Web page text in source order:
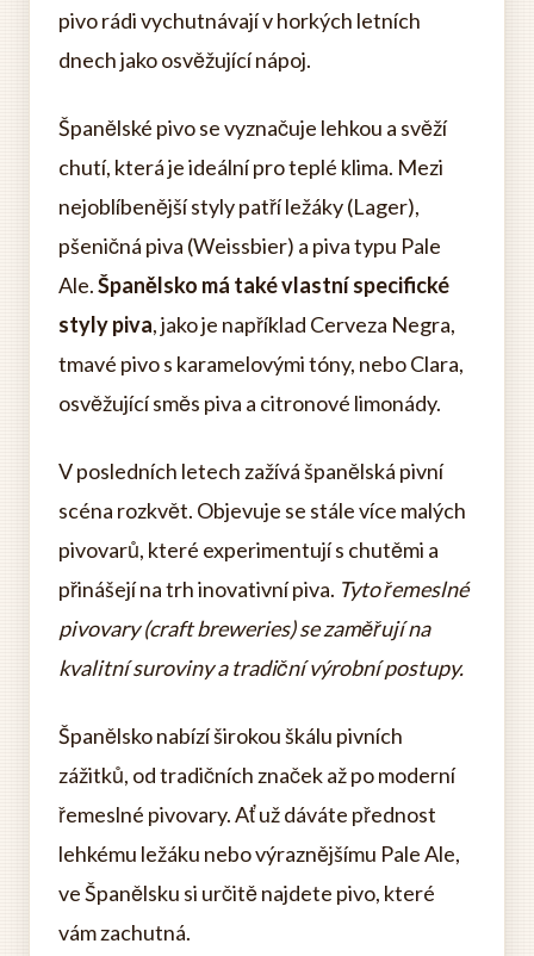
pivo rádi vychutnávají v horkých letních
dnech jako osvěžující nápoj.
Španělské pivo se vyznačuje lehkou a svěží
chutí, která je ideální pro teplé klima. Mezi
nejoblíbenější styly patří ležáky (Lager),
pšeničná piva (Weissbier) a piva typu Pale
Ale.Španělsko má také vlastní specifické
styly piva, jako je například Cerveza Negra,
tmavé pivo s karamelovými tóny, nebo Clara,
osvěžující směs piva a citronové limonády.
V posledních letech zažívá španělská pivní
scéna rozkvět. Objevuje se stále více malých
pivovarů, které experimentují s chutěmi a
přinášejí na trh inovativní piva. Tyto řemeslné
pivovary (craft breweries) se zaměřují na
kvalitní suroviny a tradiční výrobní postupy.
Španělsko nabízí širokou škálu pivních
zážitků, od tradičních značek až po moderní
řemeslné pivovary. Ať už dáváte přednost
lehkému ležáku nebo výraznějšímu Pale Ale,
ve Španělsku si určitě najdete pivo, které
vám zachutná.